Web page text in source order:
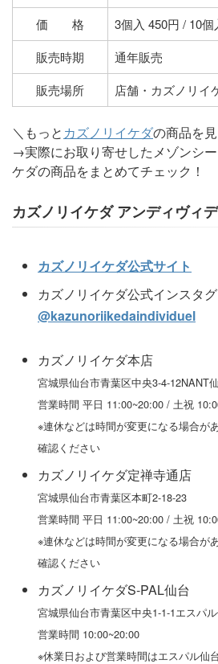
価 格
3個入 450円 / 10個
販売時期
通年販売
販売場所
店舗・カズノリイ
＼もっと カズノリイケダの商品を
→実際にお取り寄せしたメゾンシ
ケダの商品をまとめてチェック！
カズノリイケダ アンディヴィ
カズノリイケダ公式サイト
カズノリイケダ公式インスタ
@kazunoriikedaindividuel
カズノリイケダ本店
宮城県仙台市青葉区中央3-4-12NANT
営業時間 平日 11:00~20:00 / 土祝
※連休などは時間が変更になる場合が
確認ください
カズノリイケダ定禅寺通店
宮城県仙台市青葉区本町2-18-23
営業時間 平日 11:00~20:00 / 土祝
※連休などは時間が変更になる場合が
確認ください
カズノリイケダS-PAL仙台
宮城県仙台市青葉区中央1-1-1エスパ
営業時間 10:00~20:00
※休業日および営業時間はエスパル仙